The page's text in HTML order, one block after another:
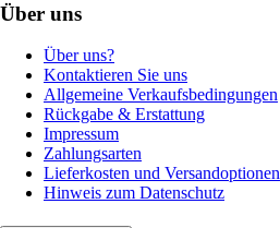
Über uns
Über uns?
Kontaktieren Sie uns
Allgemeine Verkaufsbedingungen
Rückgabe & Erstattung
Impressum
Zahlungsarten
Lieferkosten und Versandoptionen
Hinweis zum Datenschutz